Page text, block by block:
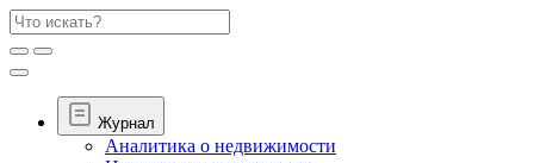
Журнал
Аналитика о недвижимости